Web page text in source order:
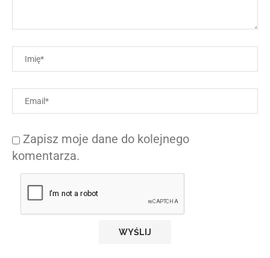
Zapisz moje dane do kolejnego
komentarza.